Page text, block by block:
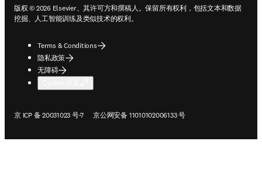
版权 © 2026 Elsevier、其许可方和撰稿人。保留所有权利，包括文本和数据
挖掘、人工智能训练及类似技术的权利。
Terms & Conditions
隐私政策
无障碍
京 ICP 备 20031023 号-7
在新的选项卡/窗口中打开 京公网安备 11010102006133 号
在新的选项卡/窗口中打开